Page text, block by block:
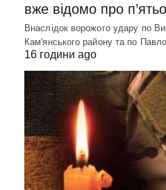
вже відомо про
Внаслідок ворожого удару по
Кам'янського району та по
16 години ago